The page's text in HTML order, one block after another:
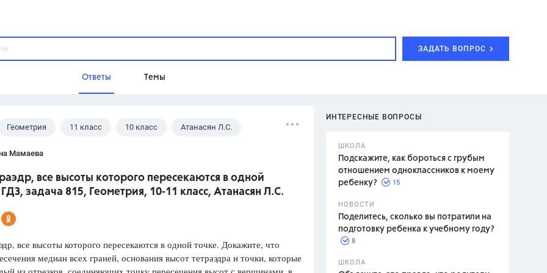
ЗАДАТЬ ВОПРОС
Ответы Темы
Домашнее задание
Школа
Разумовская М.М., Габриелян О.С.,
ИНТЕРЕСНЫЕ ВОПРОСЫ
ШКОЛА
Подскажите, как бороться с грубым
отношением одноклассников к моему
ребенку?
15
НОВОСТИ
Поделитесь, сколько вы потратили на
подготовку ребенка к учебному году?
8
ШКОЛА
Геометрия 11 класс 10 класс Атанасян Л.С.
Мамаева
все высоты которого пересекаются в одной
задача 815, Геометрия, 10-11 класс, Атанасян Л.С.
все высоты которого пересекаются в одной точке. Докажите, что
медиан всех граней, основания высот тетраэдра и точки, которые